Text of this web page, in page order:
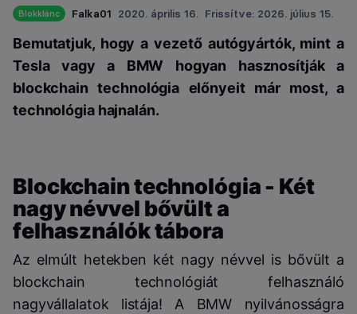
Blokklánc Falka01 2020. április 16. Frissítve: 2026. július 15.
Bemutatjuk, hogy a vezető autógyártók, mint a
Tesla vagy a BMW hogyan hasznosítják a
blockchain technológia előnyeit már most, a
technológia hajnalán.
Blockchain technológia - Két
nagy névvel bővült a
felhasználók tábora
Az elmúlt hetekben két nagy névvel is bővült a
blockchain technológiát felhasználó
nagyvállalatok listája! A BMW nyilvánosságra